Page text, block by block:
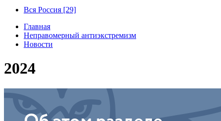
Вся Россия [29]
Главная
Неправомерный антиэкстремизм
Новости
2024